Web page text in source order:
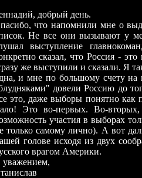
добрый день.
что напомнили мне о
Не все они вызывают у
выступление
сказал, что Россия -
же выступили и сказали. Я
и мне по большому счету на
довели Россию до
это, даже выборы понятно как
Это во-первых. Во-
участия в выборах
только самому лично). А вот
голове исходя из двух
врагом Америки.
уважением,